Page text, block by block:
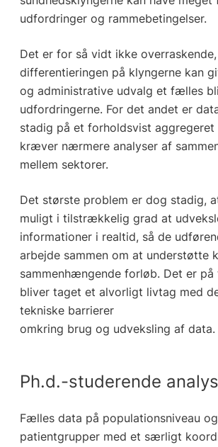
udfordringer og rammebetingelser.
Det er for så vidt ikke
differentieringen på klyngerne kan
og administrative udvalg et fælles
udfordringerne. For det andet er
stadig på et forholdsvist aggregeret
kræver nærmere analyser af
mellem sektorer.
Det største problem er dog stadig,
muligt i tilstrækkelig grad at
informationer i realtid, så de
arbejde sammen om at understøtte
sammenhængende forløb. Det er på
bliver taget et alvorligt livtag med
tekniske barrierer
omkring brug og udveksling af data.
Ph.d.-studerende
Fælles data på populationsniveau
patientgrupper med et særligt